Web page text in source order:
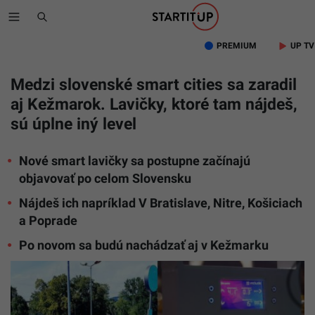
PREMIUM UP TV
Medzi slovenské smart cities sa zaradil
aj Kežmarok. Lavičky, ktoré tam nájdeš,
sú úplne iný level
Nové smart lavičky sa postupne začínajú
objavovať po celom Slovensku
Nájdeš ich napríklad V Bratislave, Nitre, Košiciach
a Poprade
Po novom sa budú nachádzať aj v Kežmarku